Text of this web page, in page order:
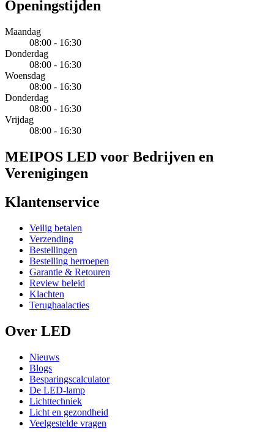
Openingstijden
Maandag
08:00 - 16:30
Donderdag
08:00 - 16:30
Woensdag
08:00 - 16:30
Donderdag
08:00 - 16:30
Vrijdag
08:00 - 16:30
MEIPOS LED voor Bedrijven en
Verenigingen
Klantenservice
Veilig betalen
Verzending
Bestellingen
Bestelling herroepen
Garantie & Retouren
Review beleid
Klachten
Terughaalacties
Over LED
Nieuws
Blogs
Besparingscalculator
De LED-lamp
Lichttechniek
Licht en gezondheid
Veelgestelde vragen